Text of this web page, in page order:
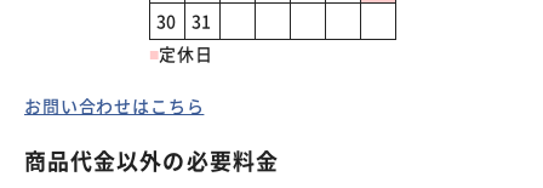
30
31
■定休日
お問い合わせはこちら
商品代金以外の必要料金